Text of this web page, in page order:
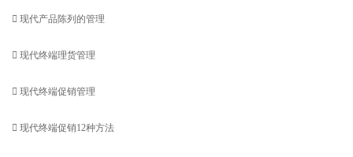
 现代产品陈列的管理
 现代终端理货管理
 现代终端促销管理
 现代终端促销12种方法